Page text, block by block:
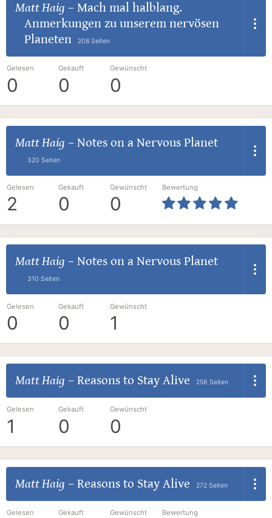
Matt Haig – Mach mal halblang.
Anmerkungen zu unserem nervösen
Planeten
208 Seiten
Gelesen
0
Gekauft
0
Gewünscht
0
Matt Haig – Notes on a Nervous Planet
320 Seiten
Gelesen
2
Gekauft
0
Gewünscht
0
Bewertung
Matt Haig – Notes on a Nervous Planet
310 Seiten
Gelesen
0
Gekauft
0
Gewünscht
1
Matt Haig – Reasons to Stay Alive 256 Seiten
Gelesen
1
Gekauft
0
Gewünscht
0
Matt Haig – Reasons to Stay Alive 272 Seiten
Gelesen Gekauft Gewünscht Bewertung